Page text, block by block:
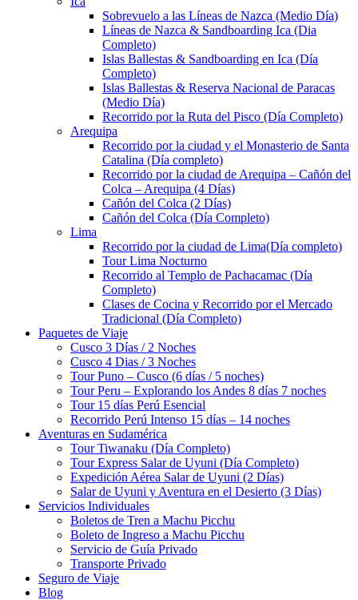
Sobrevuelo a las Líneas de Nazca (Medio Día)
Líneas de Nazca & Sandboarding Ica (Dia
Completo)
Islas Ballestas & Sandboarding en Ica (Día
Completo)
Islas Ballestas & Reserva Nacional de Paracas
(Medio Día)
Recorrido por la Ruta del Pisco (Día Completo)
Arequipa
Recorrido por la ciudad y el Monasterio de Santa
Catalina (Día completo)
Recorrido por la ciudad de Arequipa – Cañón del
Colca – Arequipa (4 Días)
Cañón del Colca (2 Días)
Cañón del Colca (Día Completo)
Lima
Recorrido por la ciudad de Lima(Día completo)
Tour Lima Nocturno
Recorrido al Templo de Pachacamac (Día
Completo)
Clases de Cocina y Recorrido por el Mercado
Tradicional (Día Completo)
Paquetes de Viaje
Cusco 3 Días / 2 Noches
Cusco 4 Dias / 3 Noches
Tour Puno – Cusco (6 días / 5 noches)
Tour Peru – Explorando los Andes 8 días 7 noches
Tour 15 días Perú Esencial
Recorrido Perú Intenso 15 días – 14 noches
Aventuras en Sudamérica
Tour Tiwanaku (Día Completo)
Tour Express Salar de Uyuni (Día Completo)
Expedición Aérea Salar de Uyuni (2 Días)
Salar de Uyuni y Aventura en el Desierto (3 Días)
Servicios Individuales
Boletos de Tren a Machu Picchu
Boleto de Ingreso a Machu Picchu
Servicio de Guía Privado
Transporte Privado
Seguro de Viaje
Blog